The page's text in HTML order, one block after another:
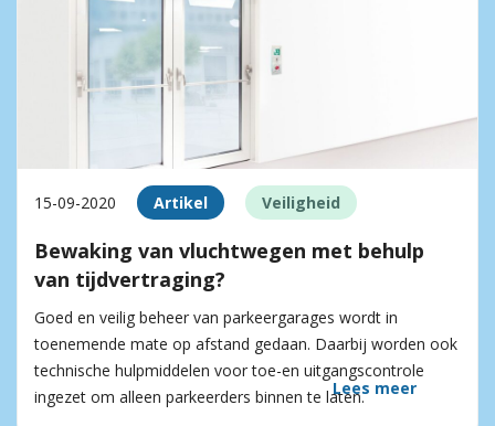
15-09-2020 Artikel Veiligheid
Bewaking van vluchtwegen met behulp
van tijdvertraging?
Goed en veilig beheer van parkeergarages wordt in
toenemende mate op afstand gedaan. Daarbij worden ook
technische hulpmiddelen voor toe-en uitgangscontrole
ingezet om alleen parkeerders binnen te laten.Lees meer